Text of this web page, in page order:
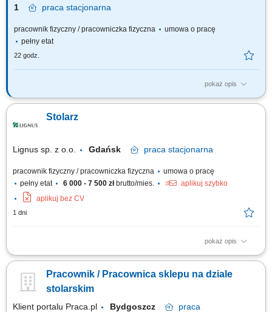
1
praca stacjonarna
pracownik fizyczny / pracowniczka fizyczna
umowa o pracę
pełny etat
22 godz.
pokaż opis
Główne obowiązki Wykonywanie prac stolarskich oraz prowadzenie
Usuwanie awarii stolarskich. Wykonywanie poleceń służbowych w
ramach swoich obowiązków. Pobieranie z magazynu i rozliczanie
Stolarz
Lignus sp. z o.o. Gdańsk praca stacjonarna
pracownik fizyczny / pracowniczka fizyczna
umowa o pracę
pełny etat
6 000 - 7 500 złbrutto/mies.
aplikuj szybko
aplikuj bez CV
1 dni
pokaż opis
Zakres obowiązków: praca z drewnem przy produkcji drzwi
obsługa elektronarzędzi i maszyn produkcyjnych; mile widziane
uprawnienia na wózek widłowy;
Pracownik / Pracownica sklepu na dziale
stolarskim
Klient portalu Praca.pl Bydgoszcz
praca